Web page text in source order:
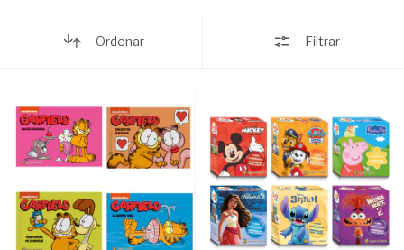
Ordenar Filtrar